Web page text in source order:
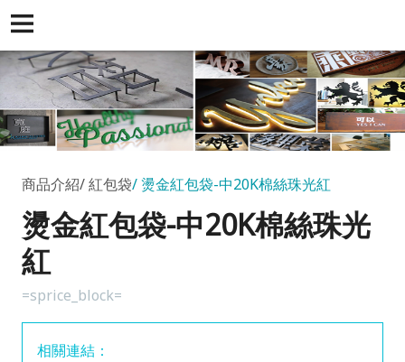
商品介紹 紅包袋 燙金紅包袋-中20K棉絲珠光紅
燙金紅包袋-中20K棉絲珠光
紅
=sprice_block=
相關連結：